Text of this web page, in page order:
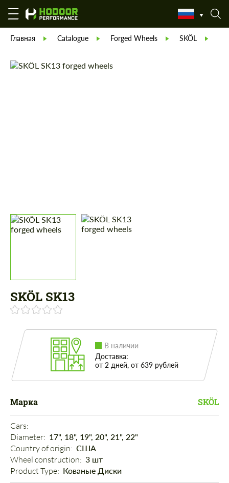
Главная Catalogue Forged Wheels SKÖL
SKÖL SK13
В наличии
Доставка:
от 2 дней, от 639 рублей
Марка SKÖL
Cars:
Diameter: 17", 18", 19", 20", 21", 22"
Country of origin: США
Wheel construction: 3 шт
Product Type: Кованые Диски